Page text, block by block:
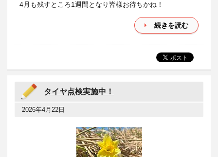
4月も残すところ1週間となり皆様お待ちかね！
続きを読む
タイヤ点検実施中！
2026年4月22日